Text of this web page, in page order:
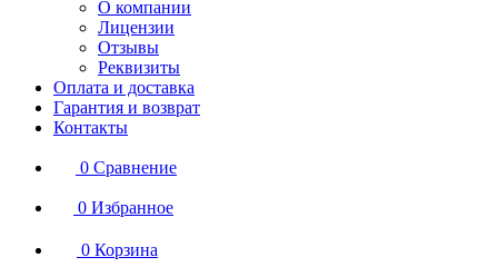
О компании
Лицензии
Отзывы
Реквизиты
Оплата и доставка
Гарантия и возврат
Контакты
0 Сравнение
0 Избранное
0 Корзина